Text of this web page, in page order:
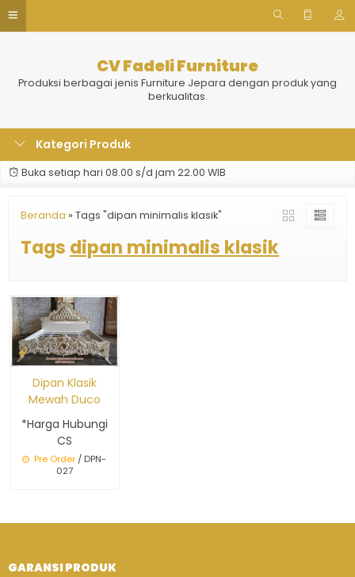
CV Fadeli Furniture
Produksi berbagai jenis Furniture Jepara dengan produk yang
berkualitas.
Kategori Produk
Buka setiap hari 08.00 s/d jam 22.00 WIB
Beranda » Tags "dipan minimalis klasik"
Tags dipan minimalis klasik
Dipan Klasik
Mewah Duco
*Harga Hubungi
CS
Pre Order / DPN-
027
GARANSI PRODUK